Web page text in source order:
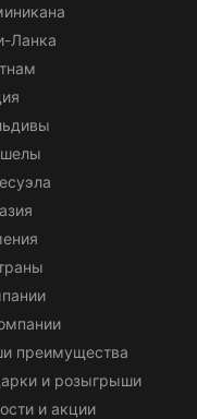
Ланка
преимущества
и розыгрыши
и акции